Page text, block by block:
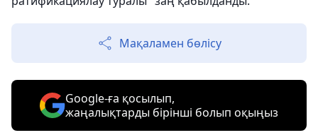
Мақаламен бөлісу
Google-ға қосылып,
жаңалықтарды бірінші болып оқыңыз